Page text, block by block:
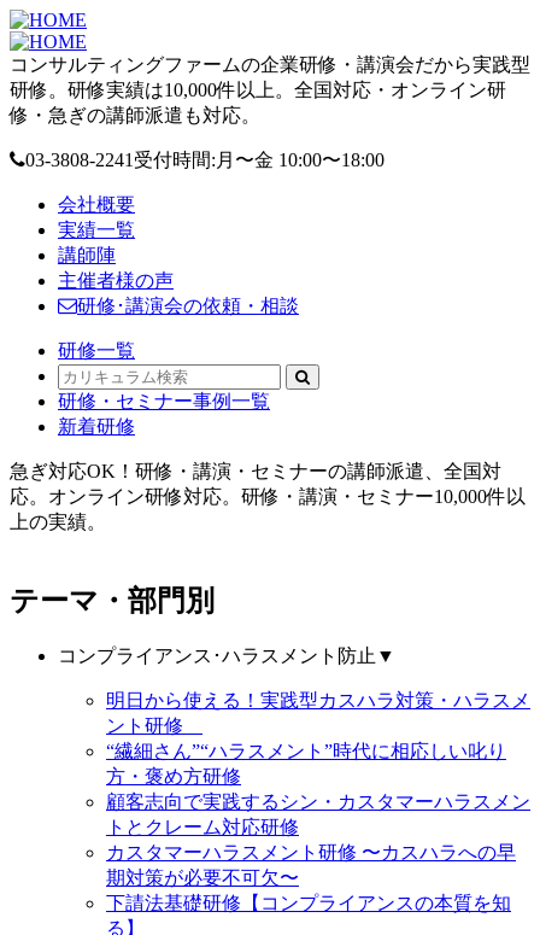
コンサルティングファームの企業研修・講演会だから実践型
研修。研修実績は10,000件以上。全国対応・オンライン研
修・急ぎの講師派遣も対応。
03-3808-2241 受付時間:月〜金 10:00〜18:00
会社概要
実績一覧
講師陣
主催者様の声
研修･講演会の依頼・相談
研修一覧
研修・セミナー事例一覧
新着研修
急ぎ対応OK！研修・講演・セミナーの講師派遣、全国対
応。オンライン研修対応。研修・講演・セミナー10,000件以
上の実績。
テーマ・部門別
コンプライアンス･ハラスメント防止 ▼
明日から使える！実践型カスハラ対策・ハラスメ
ント研修
“繊細さん”“ハラスメント”時代に相応しい叱り
方・褒め方研修
顧客志向で実践するシン・カスタマーハラスメン
トとクレーム対応研修
カスタマーハラスメント研修 〜カスハラへの早
期対策が必要不可欠〜
下請法基礎研修【コンプライアンスの本質を知
る】